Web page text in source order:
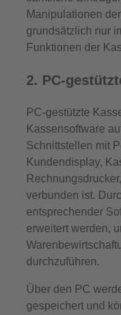
Manipulationen
grundsätzlich nur
Funktionen der
2. PC-
PC-gestützte
Kassensoftware
Schnittstellen mit
Kundendisplay,
verbunden ist.
entsprechender
erweitert werden,
durchzuführen.
Über den PC
gespeichert und